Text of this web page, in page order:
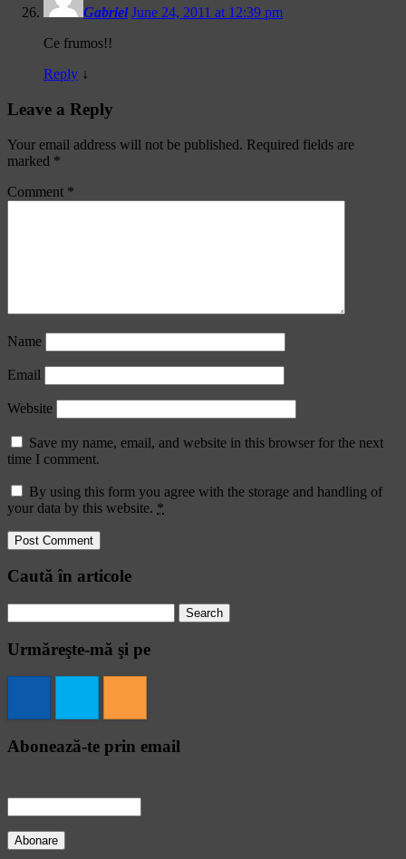
Gabriel June 24, 2011 at 12:39 pm
Ce frumos!!
Reply ↓
Leave a Reply
Your email address will not be published. Required fields are
marked *
Comment *
Name
Email
Website
Save my name, email, and website in this browser for the next
time I comment.
By using this form you agree with the storage and handling of
your data by this website. *
Caută în articole
for:
Urmăreşte-mă şi pe
Abonează-te prin email